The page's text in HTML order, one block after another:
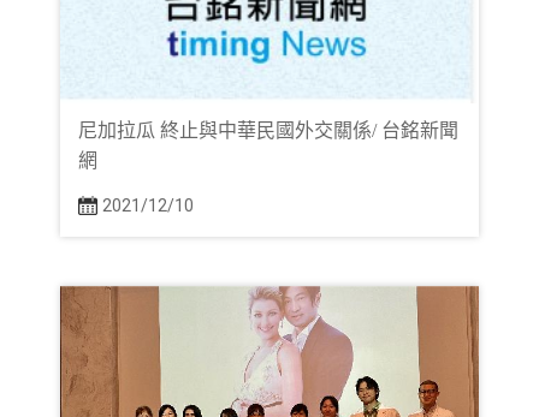
尼加拉瓜 終止與中華民國外交關係/ 台銘新聞
網
2021/12/10